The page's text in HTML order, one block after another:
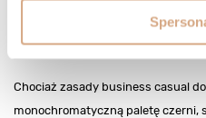
Czy kolor torebki ma
casual?
Chociaż zasady business casual
monochromatyczną paletę czerni,